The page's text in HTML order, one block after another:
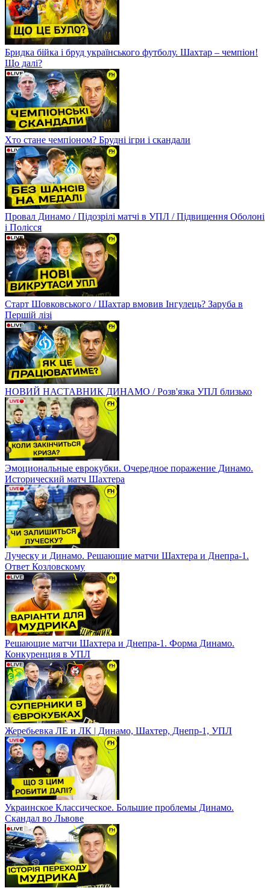
Бридка бійка і бруд українського футболу. Шахтар – чемпіон!
Що далі?
Хто стане чемпіоном? Брудні ігри і скандали
Провал Динамо / Підозрілі матчі в УПЛ / Підвищення Оболоні
і Полісся
Старт Шовковського / Шахтар вмовив Інгулець? Заруба в
Першій лізі
НОВИЙ НАСТАВНИК ДИНАМО / Розв'язка УПЛ близько
Эмоциональные еврокубки. Очередное поражение Динамо.
Исторический матч Шахтера
Луческу и Динамо. Решающие матчи Шахтера и Днепра-1.
Ответ Козловскому
Решающие матчи Шахтера и Днепра-1. Форма Динамо.
Конкуренция в УПЛ
Жеребьевка ЛЕ и ЛК | Динамо, Шахтер, Днепр-1, УПЛ
Украинское Классическое. Большие проблемы Динамо.
Скандал во Львове